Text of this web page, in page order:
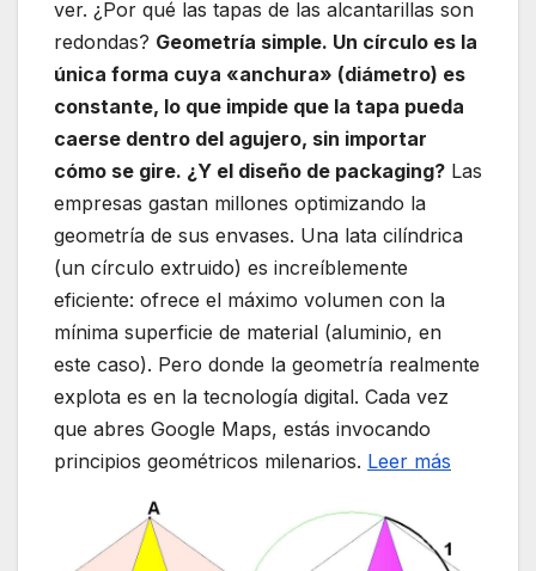
ver. ¿Por qué las tapas de las alcantarillas son
redondas? Geometría simple. Un círculo es la
única forma cuya «anchura» (diámetro) es
constante, lo que impide que la tapa pueda
caerse dentro del agujero, sin importar
cómo se gire. ¿Y el diseño de packaging? Las
empresas gastan millones optimizando la
geometría de sus envases. Una lata cilíndrica
(un círculo extruido) es increíblemente
eficiente: ofrece el máximo volumen con la
mínima superficie de material (aluminio, en
este caso). Pero donde la geometría realmente
explota es en la tecnología digital. Cada vez
que abres Google Maps, estás invocando
principios geométricos milenarios. Leer más